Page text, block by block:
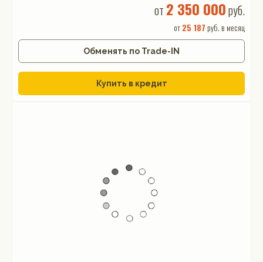
от 2 350 000руб.
от25 187 руб. в месяц
Обменять по Trade-IN
Купить в кредит